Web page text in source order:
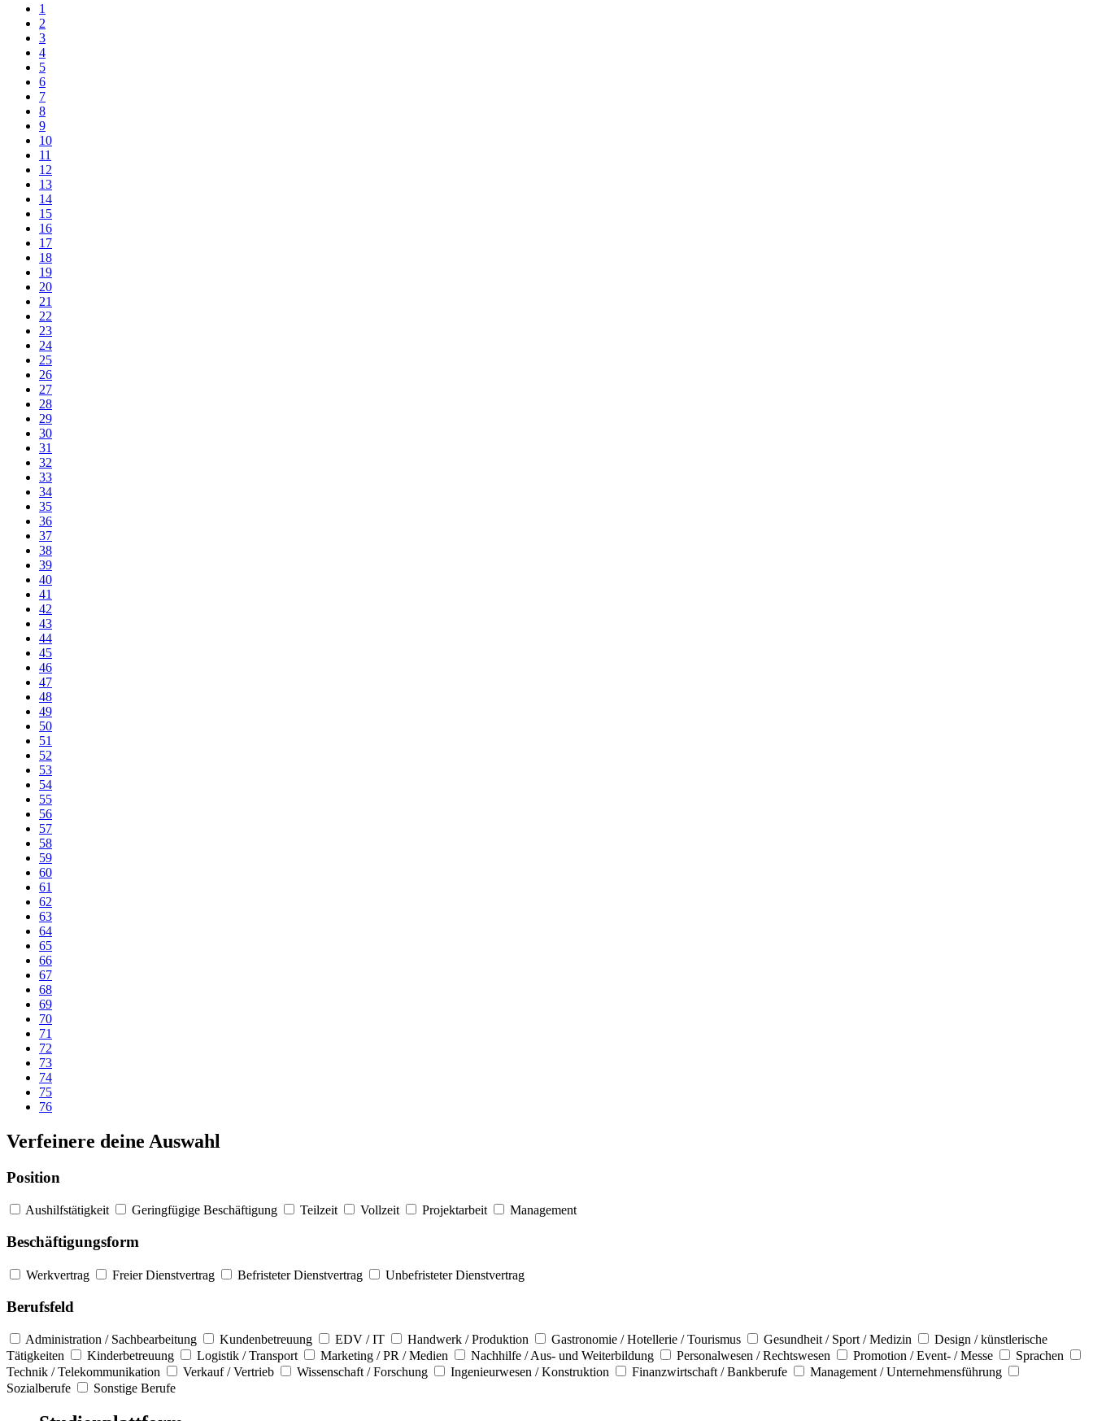
1
2
3
4
5
6
7
8
9
10
11
12
13
14
15
16
17
18
19
20
21
22
23
24
25
26
27
28
29
30
31
32
33
34
35
36
37
38
39
40
41
42
43
44
45
46
47
48
49
50
51
52
53
54
55
56
57
58
59
60
61
62
63
64
65
66
67
68
69
70
71
72
73
74
75
76
Verfeinere deine Auswahl
Position
Aushilfstätigkeit Geringfügige Beschäftigung Teilzeit Vollzeit Projektarbeit Management
Beschäftigungsform
Werkvertrag Freier Dienstvertrag Befristeter Dienstvertrag Unbefristeter Dienstvertrag
Berufsfeld
Administration / Sachbearbeitung Kundenbetreuung EDV / IT Handwerk / Produktion Gastronomie / Hotellerie / Tourismus Gesundheit / Sport / Medizin
Design / künstlerische
Tätigkeiten
Kinderbetreuung Logistik / Transport Marketing / PR / Medien Nachhilfe / Aus- und Weiterbildung Personalwesen / Rechtswesen Promotion / Event- / Messe
Sprachen
Technik / Telekommunikation
Verkauf / Vertrieb Wissenschaft / Forschung Ingenieurwesen / Konstruktion Finanzwirtschaft / Bankberufe
Management / Unternehmensführung
Sozialberufe
Sonstige Berufe